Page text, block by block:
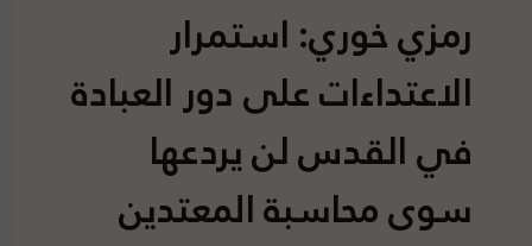
رمزي خوري: استمرار
الاعتداءات على دور العبادة
في القدس لن يردعها
سوى محاسبة المعتدين